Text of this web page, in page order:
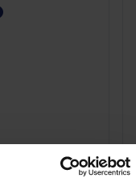
En savoir plus
36,89 €
En